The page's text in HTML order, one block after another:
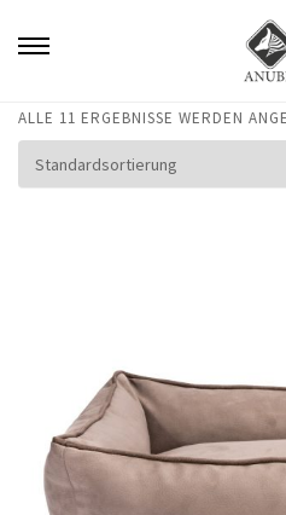
ALLE 11 ERGEBNISSE WERDEN